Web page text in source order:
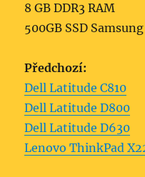
8 GB DDR3 RAM
500GB SSD
Předchozí:
Dell Latitude C810
Dell Latitude D800
Dell Latitude D630
Lenovo ThinkPad